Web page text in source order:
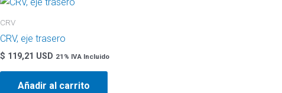
CRV
CRV, eje trasero
$ 119,21 USD 21% IVA Incluido
Añadir al carrito